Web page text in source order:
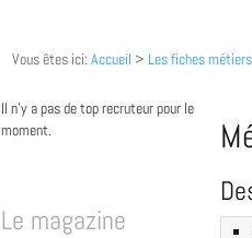
Vous êtes ici: Accueil > Les fiches métiers
Il n'y a pas de top recruteur pour le
moment.
Le magazine